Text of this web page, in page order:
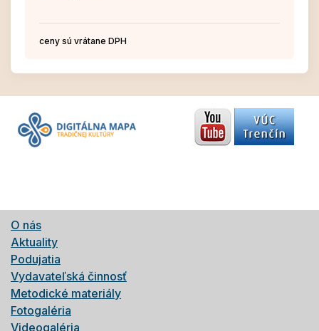
ceny sú vrátane DPH
O nás
Aktuality
Podujatia
Vydavateľská činnosť
Metodické materiály
Fotogaléria
Videogaléria